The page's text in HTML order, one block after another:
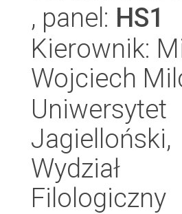
, panel: HS1
Kierownik:
Wojciech
Uniwersytet
Jagielloński,
Wydział
Filologiczny